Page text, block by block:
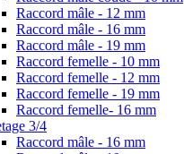
Raccord mâle - 12 mm
Raccord mâle - 16 mm
Raccord mâle - 19 mm
Raccord femelle - 10 mm
Raccord femelle - 12 mm
Raccord femelle - 19 mm
Raccord femelle- 16 mm
3/4
Raccord mâle - 16 mm